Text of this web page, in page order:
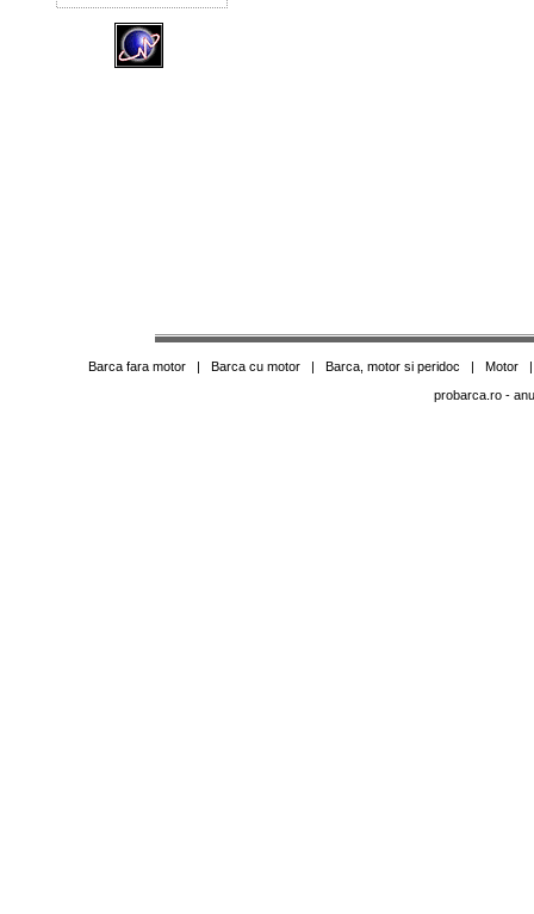
Barca fara motor| Barca cu motor| Barca, motor si peridoc | Motor
probarca.ro-